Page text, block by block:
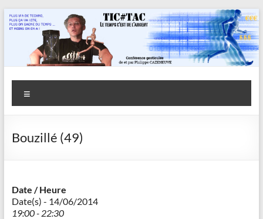
Aller
au
Savoir
en
actes
Cazeneuve
Bouzillé (49)
Date / Heure
Date(s) - 14/06/2014
19:00 - 22:30